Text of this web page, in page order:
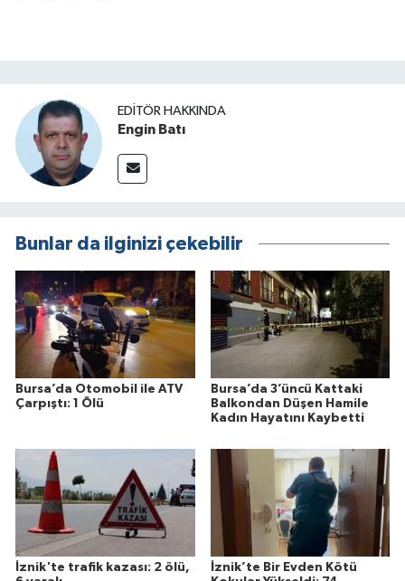
EDITÖR HAKKINDA
Engin Batı
Bunlar da ilginizi çekebilir
Bursa’da Otomobil ile ATV
Çarpıştı: 1 Ölü
Bursa’da 3’üncü Kattaki
Balkondan Düşen Hamile
Kadın Hayatını Kaybetti
İznik'te trafik kazası: 2 ölü,
İznik’te Bir Evden Kötü